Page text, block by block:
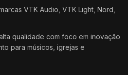
VTK Audio, VTK Light, Nord,
qualidade com foco em inovação
para músicos, igrejas e